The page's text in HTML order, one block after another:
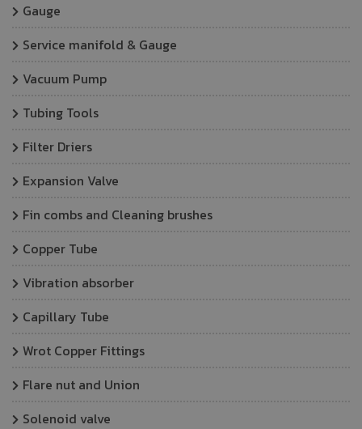
Gauge
Service manifold & Gauge
Vacuum Pump
Tubing Tools
Filter Driers
Expansion Valve
Fin combs and Cleaning brushes
Copper Tube
Vibration absorber
Capillary Tube
Wrot Copper Fittings
Flare nut and Union
Solenoid valve